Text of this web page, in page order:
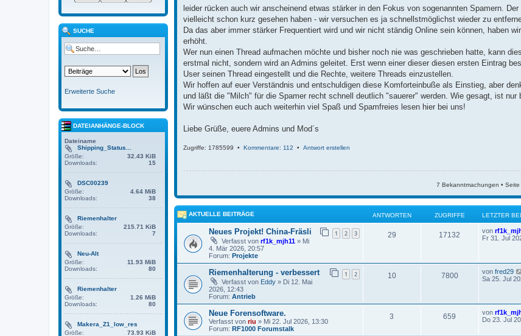
leider rücken auch wir anscheinend etwas stärker in den Fokus von sogenannten Spamern.
vielleicht schon kurz gesehen haben - wir versuchen es ja schnellstmöglichst wieder zu
Da das aber immer stärker Frequentiert wird und wir nicht ständig Online sein können, haben
erhöht.
Wer nun einen Thread aufmachen möchte und bisher noch nie was geschrieben hatte, kann
erstmal nicht, sondern wird an Admins geleitet. Erst wenn einer dieser diesen ersten Eintrag
User seinen Thread eingestellt und die Rechte, weitere Threads einzustellen.
Wir hoffen auf euer Verständnis und entschuldigen diese Komforteinbuße als Einstieg, aber
und läßt die "Milch" für die Spamer recht schnell deutlich "sauerer" werden. Wie gesagt, ist nur
Wir wünschen euch auch weiterhin viel Spaß und Spamfreies lesen hier bei uns!
Liebe Grüße, euere Admins und Mod´s
Zugriffe: 1785599 • Kommentare: 112 • Antwort erstellen
7 Bekanntmachungen • Seite
AKTUELLE BEITRÄGE ANTWORTEN ZUGRIFFE LETZTER
Neues Projekt! China-Fräsli 1 2 3
Verfasst von rf1k_mjh11 » Mi
4. Mär 2026, 20:57
Forum: Projekte
29 17132 von
Fr 31. Jul
Riemenhalterung - verbessert 1 2
Verfasst von Eddy » Di 12. Mai
2026, 12:43
Forum: Antrieb
10 7800 von fred29
Sa 25. Jul
Neue Forensoftware.
Verfasst von riu » Mi 22. Jul 2026, 13:30
Forum: RF1000 Forumstalk
3 659 von
Do 23. Jul
SUCHE
Erweiterte Suche
DATEIANHÄNGE-BLOCK
Dateiname
Shipping_Status...
Größe:
32.43 KiB
Downloads:
15
DSC00239
Größe:
4.64 MiB
Downloads:
38
Riemenhalter
Größe:
215.71 KiB
Downloads:
7
Neu-Alt
Größe:
11.93 MiB
Downloads:
80
Riemenhalter
Größe:
1.26 MiB
Downloads:
80
Makera_Z1_low_res
Größe:
73.93 KiB